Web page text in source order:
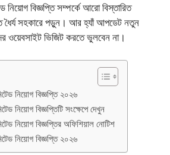
নিয়োগ বিজ্ঞপ্তি সম্পর্কে আরো বিস্তারিত
ধৈর্য সহকারে পড়ুন। আর হ্যাঁ আপডেট নতুন
ওয়েবসাইট ভিজিট করতে ভুলবেন না।
নিয়োগ বিজ্ঞপ্তি ২০২৬
নিয়োগ বিজ্ঞপ্তিটি সংক্ষেপে দেখুন
নিয়োগ বিজ্ঞপ্তির অফিশিয়াল নোটিশ
নিয়োগ বিজ্ঞপ্তি ২০২৬